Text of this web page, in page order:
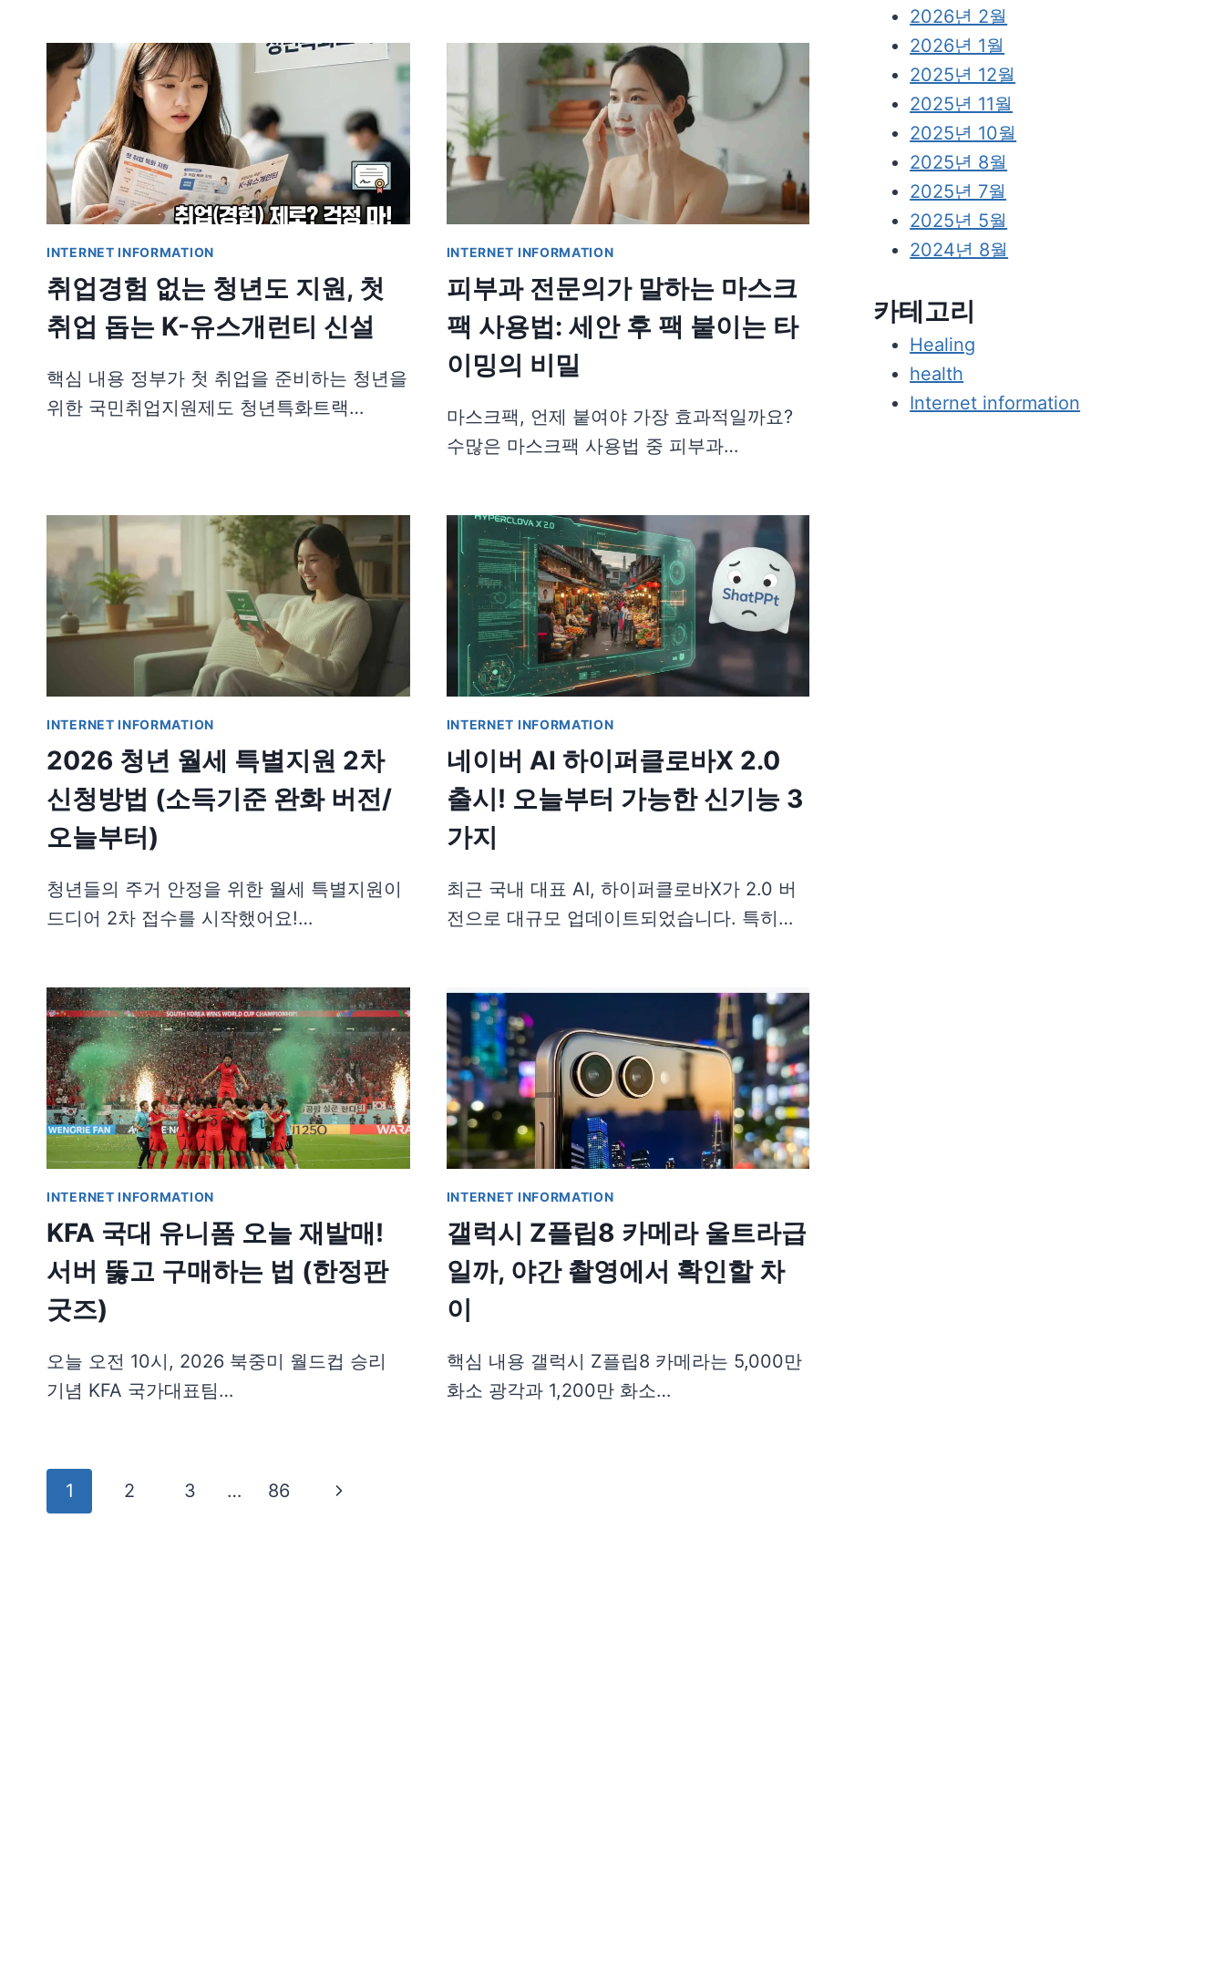
INTERNET INFORMATION
취업경험 없는 청년도 지원, 첫
취업 돕는 K-유스개런티 신설
핵심 내용 정부가 첫 취업을 준비하는 청년을
위한 국민취업지원제도 청년특화트랙…
INTERNET INFORMATION
피부과 전문의가 말하는 마스크
팩 사용법: 세안 후 팩 붙이는 타
이밍의 비밀
마스크팩, 언제 붙여야 가장 효과적일까요?
수많은 마스크팩 사용법 중 피부과…
INTERNET INFORMATION
2026 청년 월세 특별지원 2차
신청방법 (소득기준 완화 버전/
오늘부터)
청년들의 주거 안정을 위한 월세 특별지원이
드디어 2차 접수를 시작했어요!…
INTERNET INFORMATION
네이버 AI 하이퍼클로바X 2.0
출시! 오늘부터 가능한 신기능 3
가지
최근 국내 대표 AI, 하이퍼클로바X가 2.0 버
전으로 대규모 업데이트되었습니다. 특히…
INTERNET INFORMATION
KFA 국대 유니폼 오늘 재발매!
서버 뚫고 구매하는 법 (한정판
굿즈)
오늘 오전 10시, 2026 북중미 월드컵 승리
기념 KFA 국가대표팀…
INTERNET INFORMATION
갤럭시 Z플립8 카메라 울트라급
일까, 야간 촬영에서 확인할 차
이
핵심 내용 갤럭시 Z플립8 카메라는 5,000만
화소 광각과 1,200만 화소…
Page
1 2 3 … 86
Next
2026년 2월
2026년 1월
2025년 12월
2025년 11월
2025년 10월
2025년 8월
2025년 7월
2025년 5월
2024년 8월
카테고리
Healing
health
Internet information